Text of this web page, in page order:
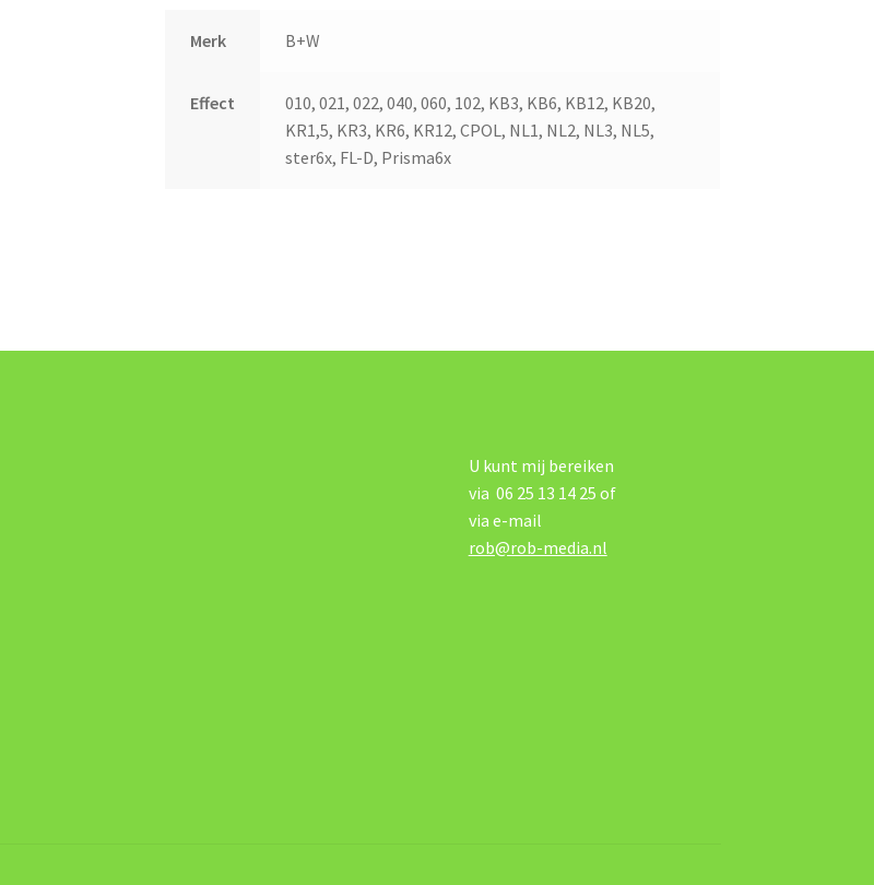
Merk B+W
Effect
010, 021, 022, 040, 060, 102, KB3, KB6, KB12, KB20,
KR1,5, KR3, KR6, KR12, CPOL, NL1, NL2, NL3, NL5,
ster6x, FL-D, Prisma6x
U kunt mij bereiken
via 06 25 13 14 25 of
via e-mail
rob@rob-media.nl